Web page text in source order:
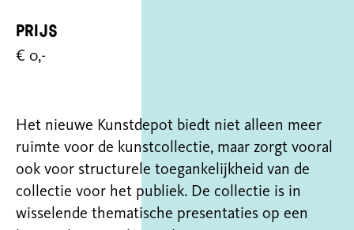
Prijs
€ 0,-
Het nieuwe Kunstdepot biedt niet alleen meer
ruimte voor de kunstcollectie, maar zorgt vooral
ook voor structurele toegankelijkheid van de
collectie voor het publiek. De collectie is in
wisselende thematische presentaties op een